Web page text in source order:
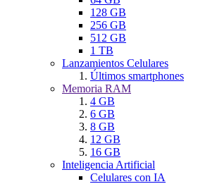
128 GB
256 GB
512 GB
1 TB
Lanzamientos Celulares
Últimos smartphones
Memoria RAM
4 GB
6 GB
8 GB
12 GB
16 GB
Inteligencia Artificial
Celulares con IA